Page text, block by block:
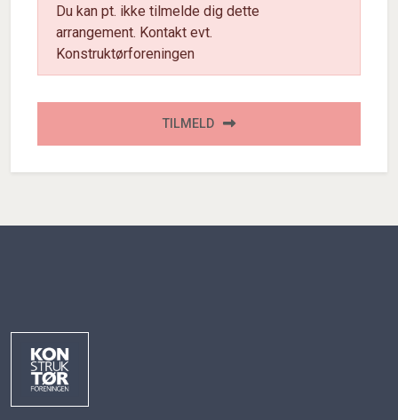
Du kan pt. ikke tilmelde dig dette
arrangement. Kontakt evt.
Konstruktørforeningen
TILMELD